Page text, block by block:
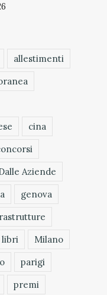
allestimenti
cina
Aziende
genova
libri
Milano
parigi
premi